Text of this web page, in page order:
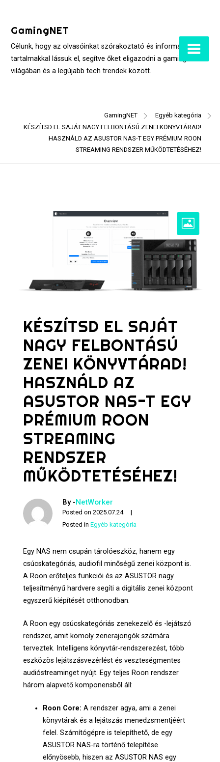
contentGamingNET
Célunk, hogy az olvasóinkat szórakoztató és informatív
tartalmakkal lássuk el, segítve őket eligazodni a gaming
világában és a legújabb tech trendek között.
GamingNET
Egyéb kategória
KÉSZÍTSD EL SAJÁT NAGY FELBONTÁSÚ ZENEI KÖNYVTÁRAD!
HASZNÁLD AZ ASUSTOR NAS-T EGY PRÉMIUM ROON
STREAMING RENDSZER MŰKÖDTETÉSÉHEZ!
KÉSZÍTSD EL SAJÁT
NAGY FELBONTÁSÚ
ZENEI KÖNYVTÁRAD!
HASZNÁLD AZ
ASUSTOR NAS-T EGY
PRÉMIUM ROON
STREAMING
RENDSZER
MŰKÖDTETÉSÉHEZ!
By -NetWorker
Posted on2025.07.24.
Posted inEgyéb kategória
Egy NAS nem csupán tárolóeszköz, hanem egy
csúcskategóriás, audiofil minőségű zenei központ is.
A Roon erőteljes funkciói és az ASUSTOR nagy
teljesítményű hardvere segíti a digitális zenei központ
egyszerű kiépítését otthonodban.
A Roon egy csúcskategóriás zenekezelő és -lejátszó
rendszer, amit komoly zenerajongók számára
terveztek. Intelligens könyvtár-rendszerezést, több
eszközös lejátszásvezérlést és veszteségmentes
audióstreaminget nyújt. Egy teljes Roon rendszer
három alapvető komponensből áll:
Roon Core: A rendszer agya, ami a zenei
könyvtárak és a lejátszás menedzsmentjéért
felel. Számítógépre is telepíthető, de egy
ASUSTOR NAS-ra történő telepítése
előnyösebb, hiszen az ASUSTOR NAS egy